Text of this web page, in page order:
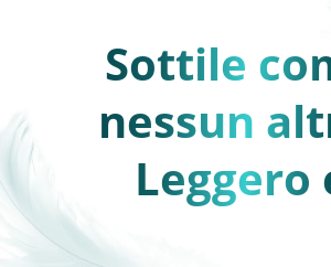
Sottile
nessun
Leggero